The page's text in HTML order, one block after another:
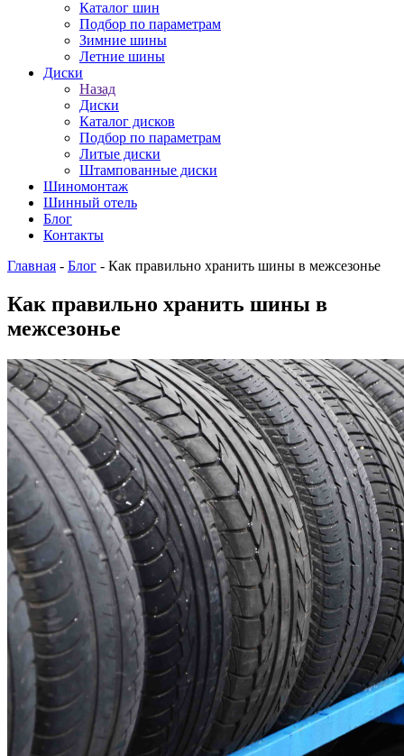
Каталог шин
Подбор по параметрам
Зимние шины
Летние шины
Диски
Назад
Диски
Каталог дисков
Подбор по параметрам
Литые диски
Штампованные диски
Шиномонтаж
Шинный отель
Блог
Контакты
Главная - Блог - Как правильно хранить шины в межсезонье
Как правильно хранить шины в
межсезонье